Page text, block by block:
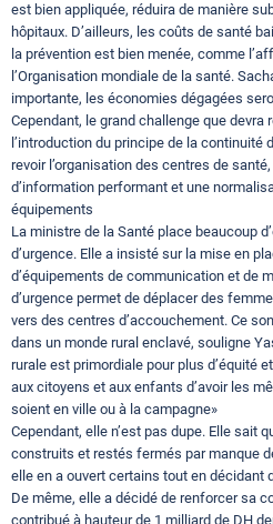
est bien appliquée, réduira de manière
hôpitaux. D’ailleurs, les coûts de santé
la prévention est bien menée, comme
l’Organisation mondiale de la santé.
importante, les économies dégagées
Cependant, le grand challenge que devra
l’introduction du principe de la continuité
revoir l’organisation des centres de
d’information performant et une
équipements
La ministre de la Santé place beaucoup
d’urgence. Elle a insisté sur la mise en
d’équipements de communication et de
d’urgence permet de déplacer des
vers des centres d’accouchement. Ce
dans un monde rural enclavé, souligne
rurale est primordiale pour plus d’équité
aux citoyens et aux enfants d’avoir les
soient en ville ou à la campagne»
Cependant, elle n’est pas dupe. Elle sait
construits et restés fermés par manque
elle en a ouvert certains tout en décidant
De même, elle a décidé de renforcer sa
contribué à hauteur de 1 milliard de DH